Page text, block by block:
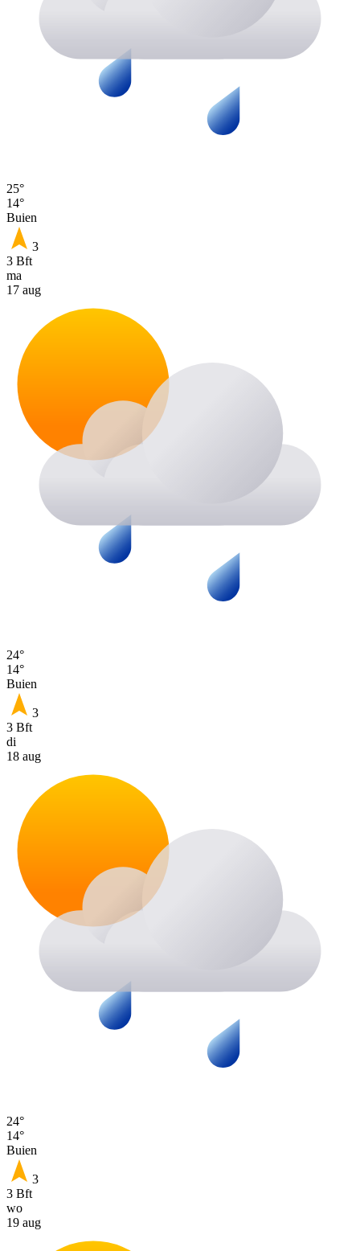
25°
14°
Buien
3
3 Bft
ma
17 aug
24°
14°
Buien
3
3 Bft
di
18 aug
24°
14°
Buien
3
3 Bft
wo
19 aug